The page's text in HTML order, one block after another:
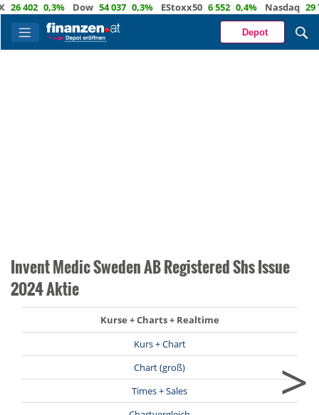
402 0,3% Dow 54 037 0,3% EStoxx50 6 552 0,4% Nasdaq 29 722
Depot
Invent Medic Sweden AB Registered Shs Issue
2024 Aktie
Kurse + Charts + Realtime
Kurs + Chart
Chart (groß)
Times + Sales
>